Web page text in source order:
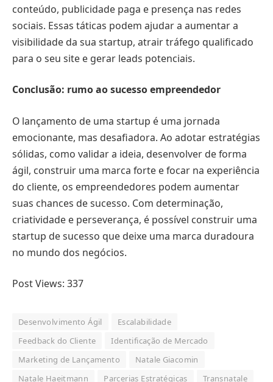
conteúdo, publicidade paga e presença nas redes
sociais. Essas táticas podem ajudar a aumentar a
visibilidade da sua startup, atrair tráfego qualificado
para o seu site e gerar leads potenciais.
Conclusão: rumo ao sucesso empreendedor
O lançamento de uma startup é uma jornada
emocionante, mas desafiadora. Ao adotar estratégias
sólidas, como validar a ideia, desenvolver de forma
ágil, construir uma marca forte e focar na experiência
do cliente, os empreendedores podem aumentar
suas chances de sucesso. Com determinação,
criatividade e perseverança, é possível construir uma
startup de sucesso que deixe uma marca duradoura
no mundo dos negócios.
Post Views: 337
Desenvolvimento Ágil
Escalabilidade
Feedback do Cliente
Identificação de Mercado
Marketing de Lançamento
Natale Giacomin
Natale Haeitmann
Parcerias Estratégicas Transnatale